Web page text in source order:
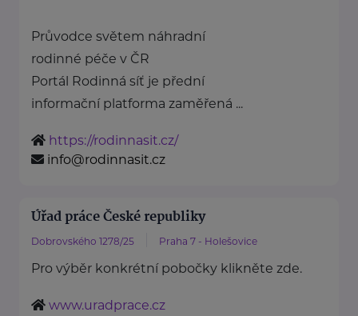
Průvodce světem náhradní
rodinné péče v ČR
Portál Rodinná síť je přední
informační platforma zaměřená ...
https://rodinnasit.cz/
info@rodinnasit.cz
Úřad práce České republiky
Dobrovského 1278/25 Praha 7 - Holešovice
Pro výběr konkrétní pobočky klikněte zde.
www.uradprace.cz